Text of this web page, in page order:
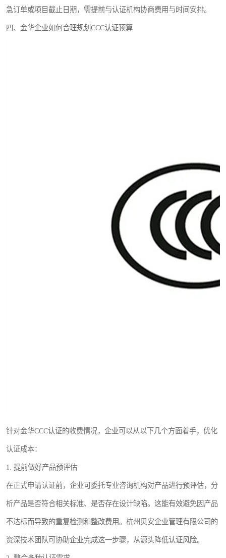
急订单或项目截止日期，需提前与认证机构协商费用与时间安排。
四、金华企业如何合理规划CCC认证预算
针对金华CCC认证的收费情况，企业可以从以下几个方面着手，优化
认证成本：
1. 提前做好产品预评估
在正式申请认证前，企业可委托专业咨询机构对产品进行预评估，分
析产品是否符合相关标准、是否存在设计缺陷。这能有效避免因产品
不达标而导致的重复检测和整改费用。杭州贝安企业管理有限公司的
资深技术团队可协助企业完成这一步骤，从源头降低认证风险。